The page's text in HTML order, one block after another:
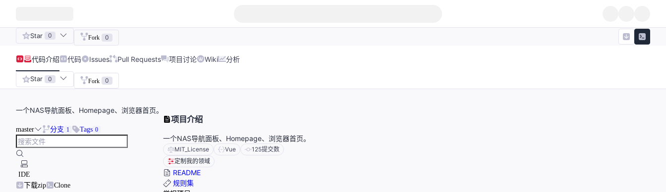
Star 0 Fork 0
代码介绍 代码 Issues Pull Requests 项目讨论 Wiki 分析
Star 0 Fork 0
一个NAS导航面板、Homepage、浏览器首页。
master 分支 1 Tags 0
IDE
下载zip
Clone
项目介绍
一个NAS导航面板、Homepage、浏览器首页。
MIT_License Vue 125提交数
定制我的领域
README
规则集